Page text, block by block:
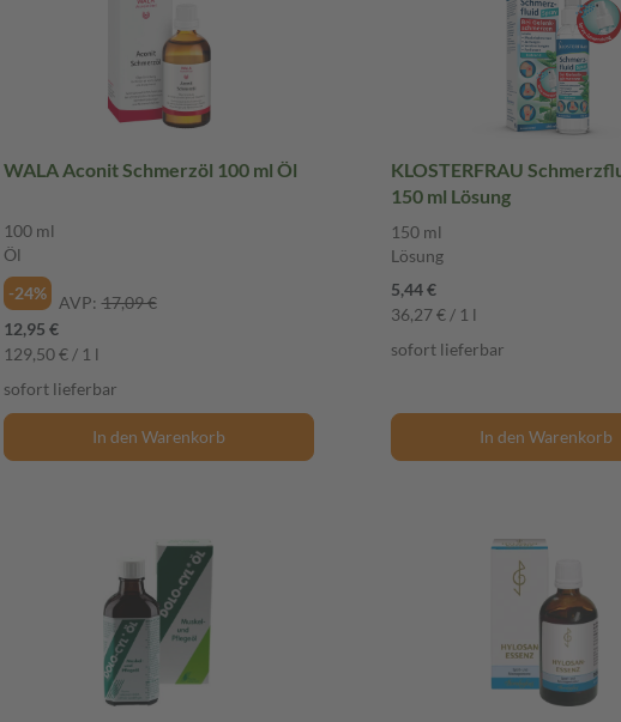
WALA Aconit Schmerzöl 100 ml Öl
100 ml
Öl
-24%
AVP: 17,09 €
12,95 €
129,50 € / 1 l
sofort lieferbar
In den Warenkorb
KLOSTERFRAU
150 ml Lösung
150 ml
Lösung
5,44 €
36,27 € / 1 l
sofort lieferbar
In den Warenkorb